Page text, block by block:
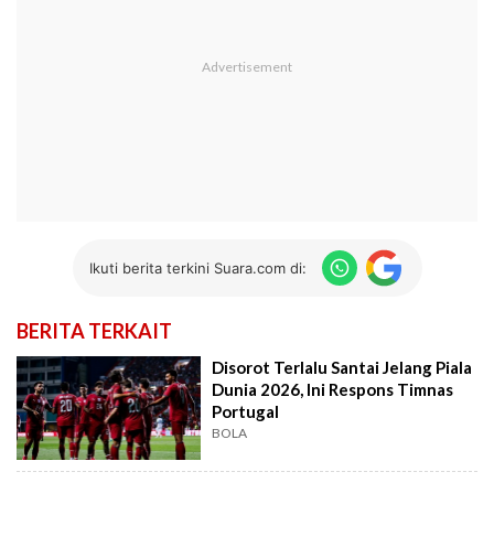
Ikuti berita terkini Suara.com di:
BERITA TERKAIT
Disorot Terlalu Santai Jelang Piala
Dunia 2026, Ini Respons Timnas
Portugal
BOLA